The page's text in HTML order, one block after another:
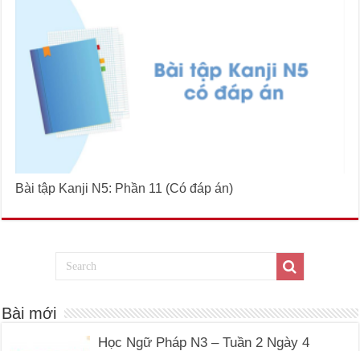
Bài tập Kanji N5: Phần 11 (Có đáp án)
Bài mới
Học Ngữ Pháp N3 – Tuần 2 Ngày 4